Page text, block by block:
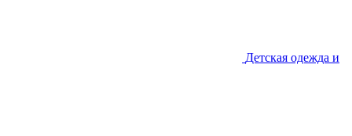
Детская одежда и